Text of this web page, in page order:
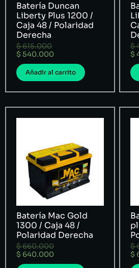
Batería Duncan
Liberty Plus 1200 /
Caja 48 / Polaridad
Derecha
$615.000
$ 540.000
Añadir al carrito
$
$
Batería Mac Gold
1300 / Caja 48 /
Polaridad Derecha
$660.000
$ 640.000
$
$